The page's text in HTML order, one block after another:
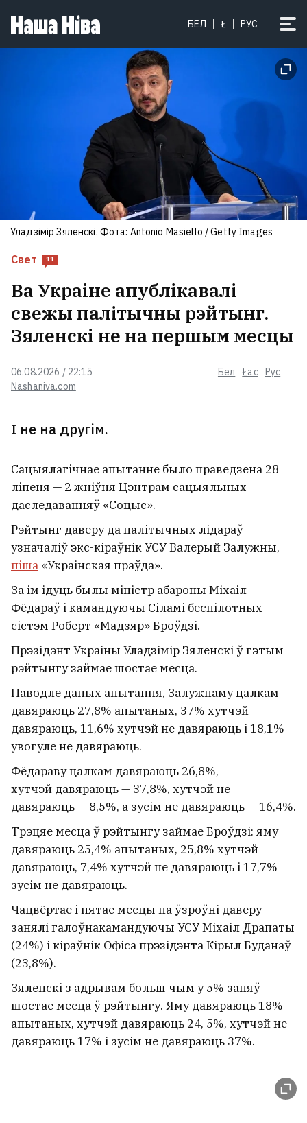
БЕЛ Ł РУС
Свет 11
Nashaniva.com
06.08.2026 / 22:15 Бел Łac Рус
Ва Украіне апублікавалі
свежы палітычны рэйтынг.
Зяленскі не на першым месцы
І не на другім.
Уладзімір Зяленскі. Фота: Antonio Masiello / Getty Images
Сацыялагічнае апытанне было праведзена 28
ліпеня — 2 жніўня Цэнтрам сацыяльных
даследаванняў «Соцыс».
Рэйтынг даверу да палітычных лідараў
узначаліў экс-кіраўнік УСУ Валерый Залужны,
піша «Украінская праўда».
За ім ідуць былы міністр абароны Міхаіл
Фёдараў і камандуючы Сіламі беспілотных
сістэм Роберт «Мадзяр» Броўдзі.
Прэзідэнт Украіны Уладзімір Зяленскі ў гэтым
рэйтынгу займае шостае месца.
Паводле даных апытання, Залужнаму цалкам
давяраюць 27,8% апытаных, 37% хутчэй
давяраюць, 11,6% хутчэй не давяраюць і 18,1%
увогуле не давяраюць.
Фёдараву цалкам давяраюць 26,8%,
хутчэй давяраюць — 37,8%, хутчэй не
давяраюць — 8,5%, а зусім не давяраюць — 16,4%.
Трэцяе месца ў рэйтынгу займае Броўдзі: яму
давяраюць 25,4% апытаных, 25,8% хутчэй
давяраюць, 7,4% хутчэй не давяраюць і 17,7%
зусім не давяраюць.
Чацвёртае і пятае месцы па ўзроўні даверу
занялі галоўнакамандуючы УСУ Міхаіл Драпаты
(24%) і кіраўнік Офіса прэзідэнта Кірыл Буданаў
(23,8%).
Зяленскі з адрывам больш чым у 5% заняў
шостае месца ў рэйтынгу. Яму давяраюць 18%
апытаных, хутчэй давяраюць 24, 5%, хутчэй не
давяраюць 17% і зусім не давяраюць 37%.